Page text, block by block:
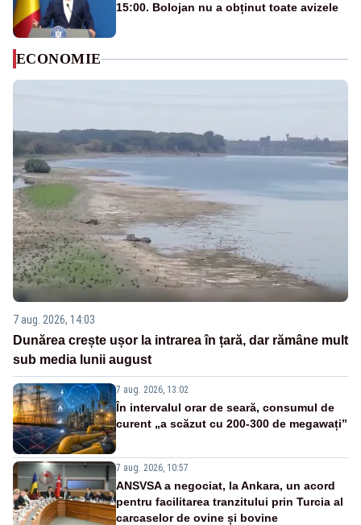
15:00. Bolojan nu a obținut toate avizele
ECONOMIE
7 aug. 2026, 14:03
Dunărea crește ușor la intrarea în țară, dar rămâne mult
sub media lunii august
7 aug. 2026, 13:02
În intervalul orar de seară, consumul de
curent „a scăzut cu 200-300 de megawați”
7 aug. 2026, 10:57
ANSVSA a negociat, la Ankara, un acord
pentru facilitarea tranzitului prin Turcia al
carcaselor de ovine și bovine